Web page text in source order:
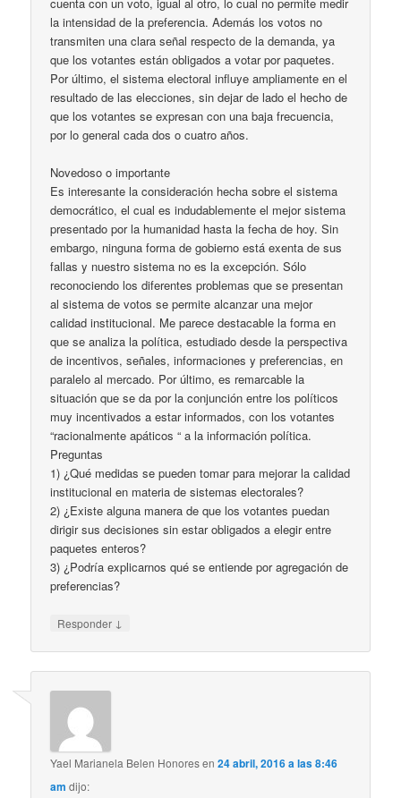
la intensidad de la preferencia. Además los votos no
transmiten una clara señal respecto de la demanda, ya
que los votantes están obligados a votar por paquetes.
Por último, el sistema electoral influye ampliamente en el
resultado de las elecciones, sin dejar de lado el hecho de
que los votantes se expresan con una baja frecuencia,
por lo general cada dos o cuatro años.
Novedoso o importante
Es interesante la consideración hecha sobre el sistema
democrático, el cual es indudablemente el mejor sistema
presentado por la humanidad hasta la fecha de hoy. Sin
embargo, ninguna forma de gobierno está exenta de sus
fallas y nuestro sistema no es la excepción. Sólo
reconociendo los diferentes problemas que se presentan
al sistema de votos se permite alcanzar una mejor
calidad institucional. Me parece destacable la forma en
que se analiza la política, estudiado desde la perspectiva
de incentivos, señales, informaciones y preferencias, en
paralelo al mercado. Por último, es remarcable la
situación que se da por la conjunción entre los políticos
muy incentivados a estar informados, con los votantes
“racionalmente apáticos “ a la información política.
Preguntas
1) ¿Qué medidas se pueden tomar para mejorar la calidad
institucional en materia de sistemas electorales?
2) ¿Existe alguna manera de que los votantes puedan
dirigir sus decisiones sin estar obligados a elegir entre
paquetes enteros?
3) ¿Podría explicarnos qué se entiende por agregación de
preferencias?
Responder ↓
Yael Marianela Belen Honoresen24 abril, 2016 a las 8:46
am dijo: